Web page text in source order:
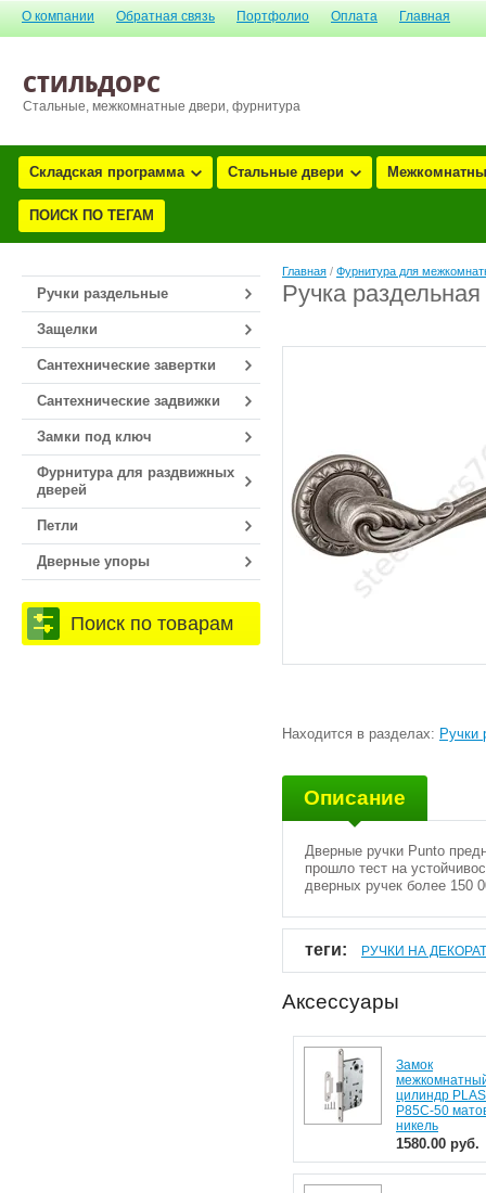
О компании Обратная связь Портфолио Оплата Главная
СТИЛЬДОРС
Стальные, межкомнатные двери, фурнитура
Складская программа Стальные двери
ПОИСК ПО ТЕГАМ
Ручки раздельные
Защелки
Сантехнические завертки
Сантехнические задвижки
Замки под ключ
Фурнитура для раздвижных
дверей
Петли
Дверные упоры
Поиск по товарам
Главная / Фурнитура для
Ручка
Находится в разделах: Ручки
Описание
Дверные ручки Punto
прошло тест на
дверных ручек более 150
теги: РУЧКИ НА
Аксессуары
Замок
цилиндр
P85C-50
никель
1580.00 руб.